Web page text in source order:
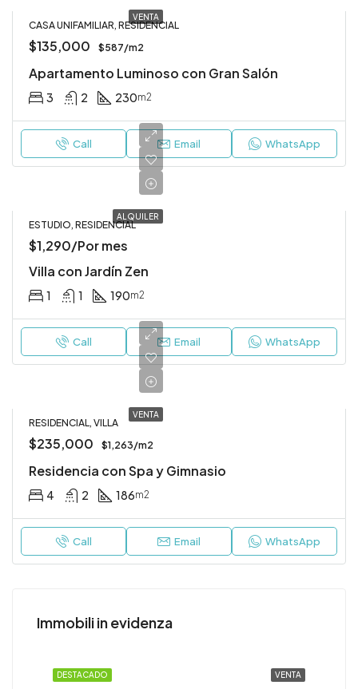
VENTA
CASA UNIFAMILIAR, RESIDENCIAL
$135,000 $587/m2
Apartamento Luminoso con Gran Salón
3 2 230m2
Call Email WhatsApp
ALQUILER
ESTUDIO, RESIDENCIAL
$1,290/Por mes
Villa con Jardín Zen
1 1 190m2
Call Email WhatsApp
VENTA
RESIDENCIAL, VILLA
$235,000 $1,263/m2
Residencia con Spa y Gimnasio
4 2 186m2
Call Email WhatsApp
Immobili in evidenza
VENTA
DESTACADO
$540,000